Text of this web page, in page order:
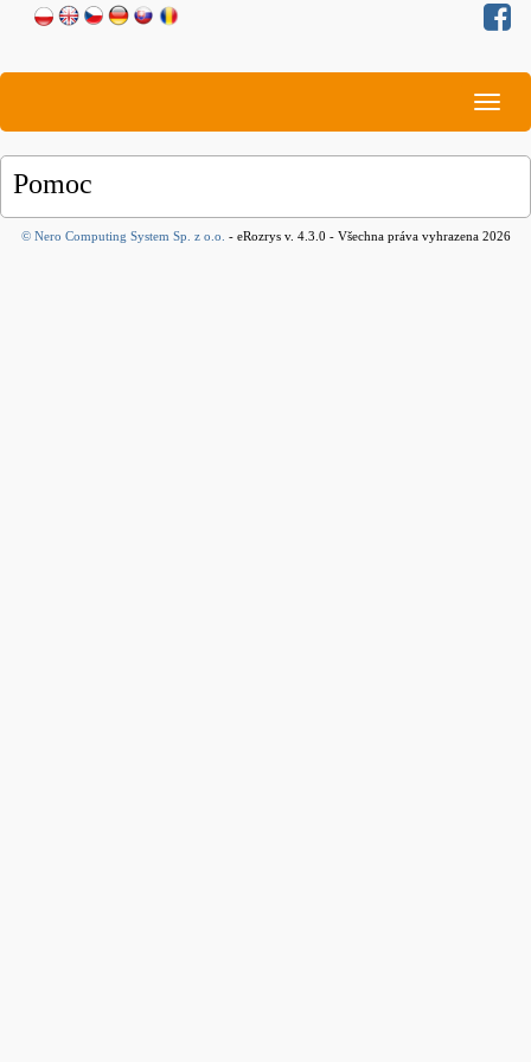
Pomoc
© Nero Computing System Sp. z o.o. - eRozrys v. 4.3.0 - Všechna práva vyhrazena 2026